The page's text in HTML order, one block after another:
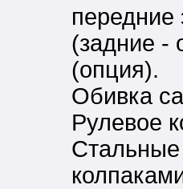
передние
(задние -
(опция).
Обивка
Рулевое
Стальные